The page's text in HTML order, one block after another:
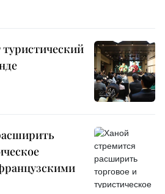
туристический